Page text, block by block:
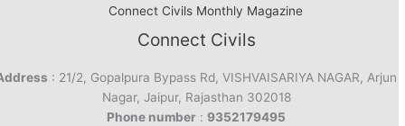
Connect Civils Monthly Magazine
Connect Civils
: 21/2, Gopalpura Bypass Rd, VISHVAISARIYA NAGAR, Arjun
Nagar, Jaipur, Rajasthan 302018
Phone number : 9352179495